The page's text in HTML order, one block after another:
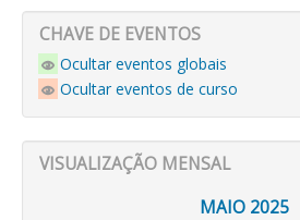
CHAVE DE EVENTOS
Ocultar eventos globais
Ocultar eventos de curso
VISUALIZAÇÃO MENSAL
MAIO 2025